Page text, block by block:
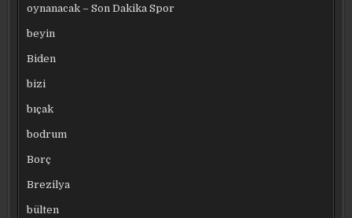
oynanacak – Son Dakika Spor
beyin
Biden
bizi
bıçak
bodrum
Borç
Brezilya
bülten